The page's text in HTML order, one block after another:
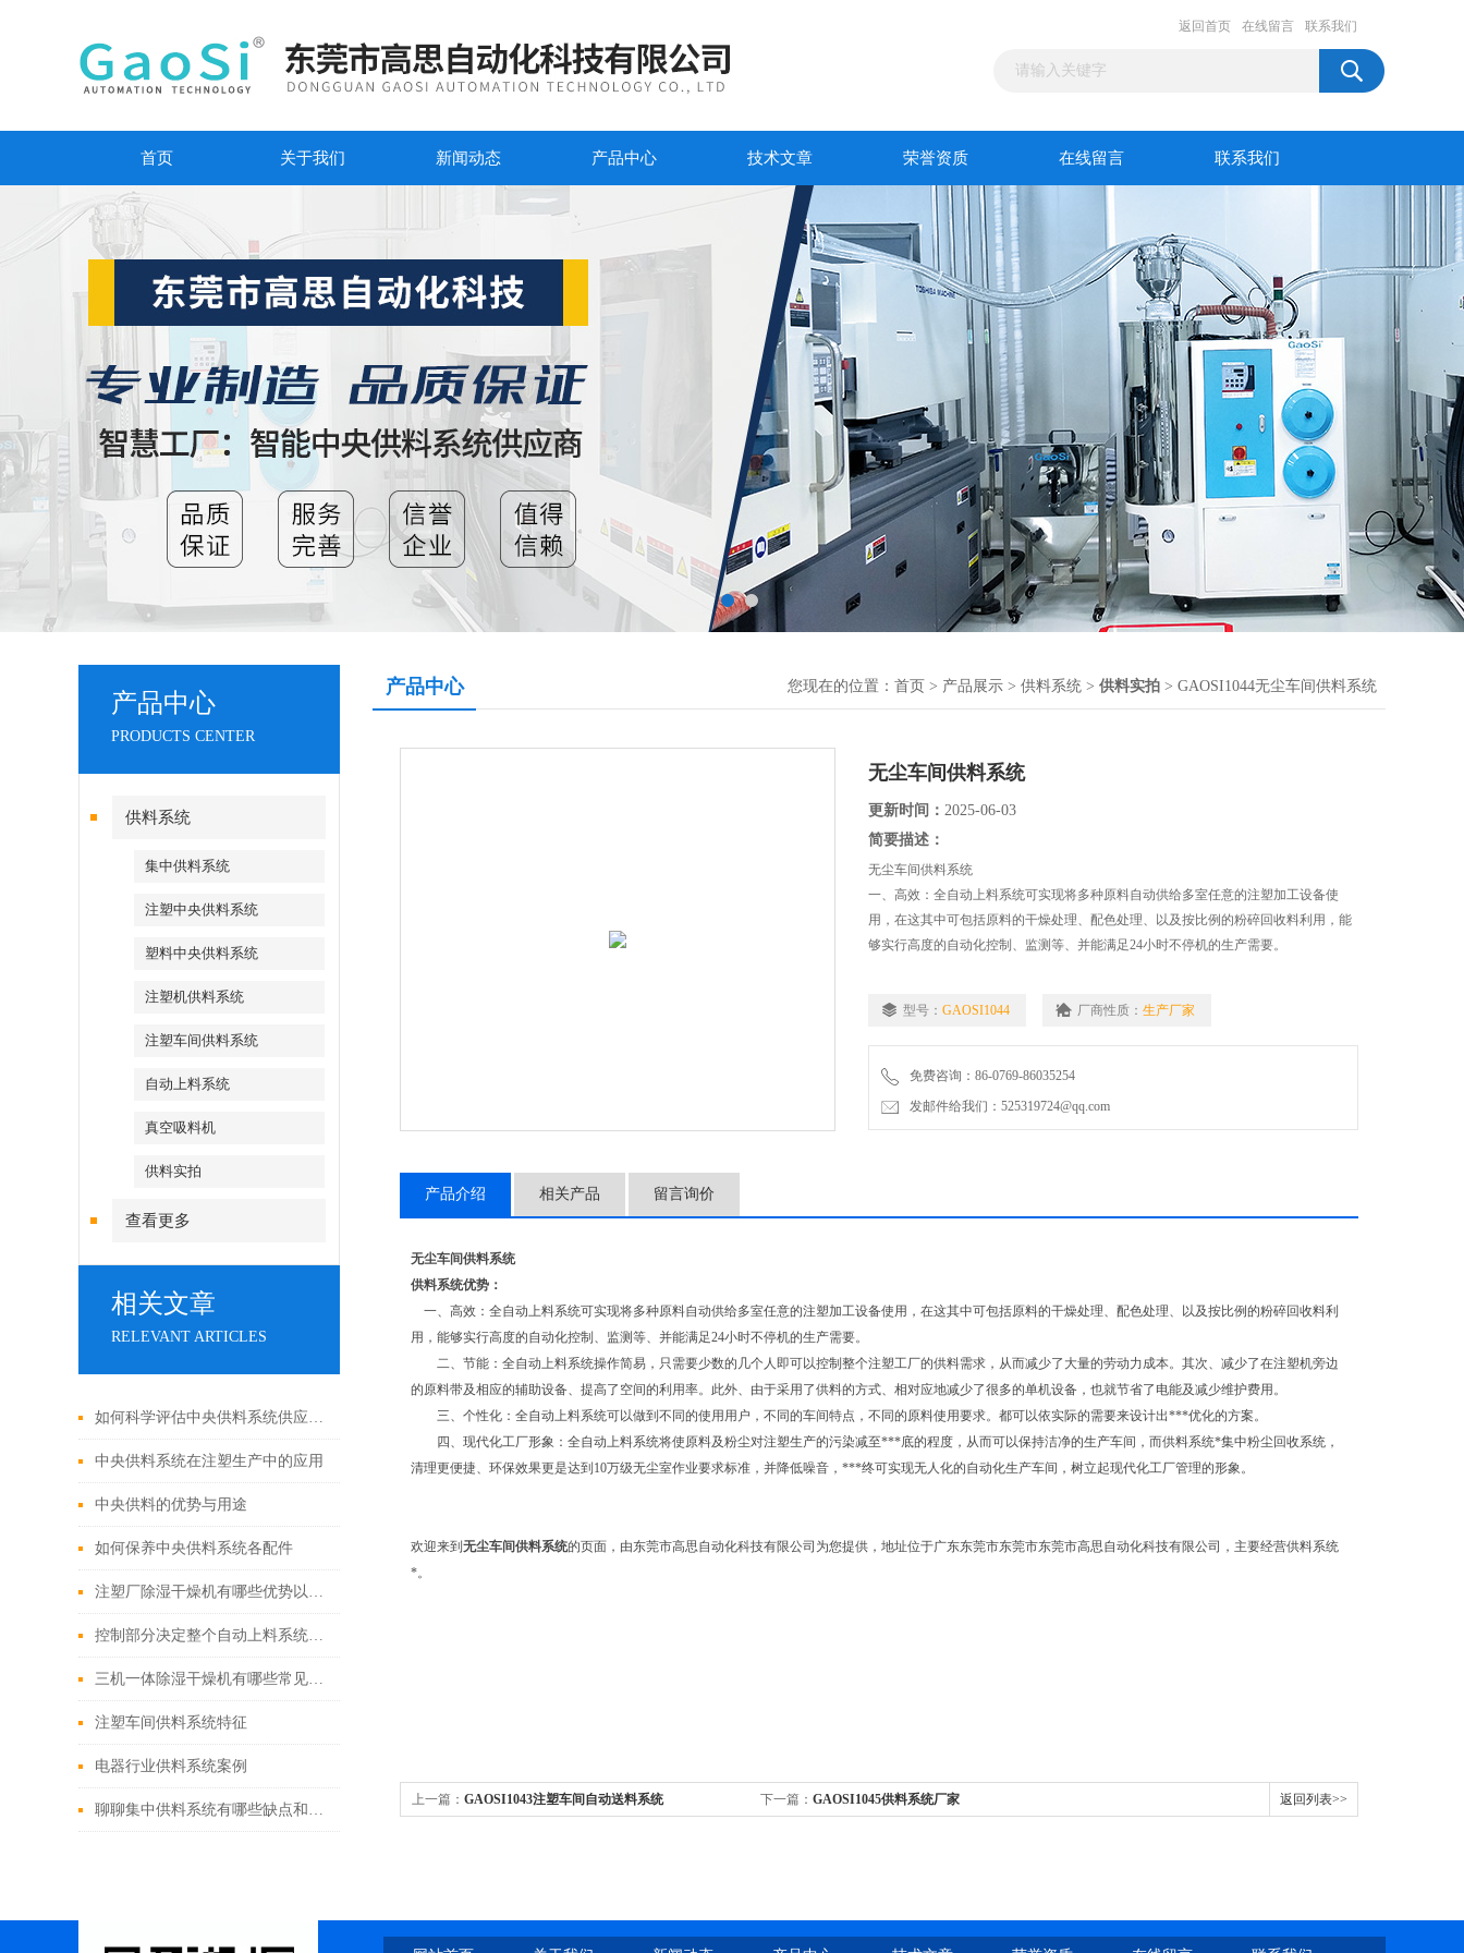
返回首页 在线留言 联系我们
首页 关于我们 新闻动态 产品中心 技术文章 荣誉资质 在线留言 联系我们
产品中心
PRODUCTS CENTER
供料系统
集中供料系统
注塑中央供料系统
塑料中央供料系统
注塑机供料系统
注塑车间供料系统
自动上料系统
真空吸料机
供料实拍
查看更多
相关文章
RELEVANT ARTICLES
如何科学评估中央供料系统供应商与工程实施能力？
中央供料系统在注塑生产中的应用
中央供料的优势与用途
如何保养中央供料系统各配件
注塑厂除湿干燥机有哪些优势以及注意事项
控制部分决定整个自动上料系统的稳定与成败
三机一体除湿干燥机有哪些常见故障
注塑车间供料系统特征
电器行业供料系统案例
聊聊集中供料系统有哪些缺点和不足
产品中心 您现在的位置： 首页 > 产品展示 > 供料系统 > 供料实拍 > GAOSI1044无尘车间供料系统
无尘车间供料系统
更新时间： 2025-06-03
简要描述：
无尘车间供料系统
一、高效：全自动上料系统可实现将多种原料自动供给多室任意的注塑加工设备使
用，在这其中可包括原料的干燥处理、配色处理、以及按比例的粉碎回收料利用，能
够实行高度的自动化控制、监测等、并能满足24小时不停机的生产需要。
型号： GAOSI1044 厂商性质： 生产厂家
免费咨询：86-0769-86035254
发邮件给我们：525319724@qq.com
产品介绍 相关产品 留言询价
无尘车间供料系统
供料系统优势：
一、高效：全自动上料系统可实现将多种原料自动供给多室任意的注塑加工设备使用，在这其中可包括原料的干燥处理、配色处理、以及按比例的粉碎回收料利
用，能够实行高度的自动化控制、监测等、并能满足24小时不停机的生产需要。
二、节能：全自动上料系统操作简易，只需要少数的几个人即可以控制整个注塑工厂的供料需求，从而减少了大量的劳动力成本。其次、减少了在注塑机旁边
的原料带及相应的辅助设备、提高了空间的利用率。此外、由于采用了供料的方式、相对应地减少了很多的单机设备，也就节省了电能及减少维护费用。
三、个性化：全自动上料系统可以做到不同的使用用户，不同的车间特点，不同的原料使用要求。都可以依实际的需要来设计出***优化的方案。
四、现代化工厂形象：全自动上料系统将使原料及粉尘对注塑生产的污染减至***底的程度，从而可以保持洁净的生产车间，而供料系统*集中粉尘回收系统，
清理更便捷、环保效果更是达到10万级无尘室作业要求标准，并降低噪音，***终可实现无人化的自动化生产车间，树立起现代化工厂管理的形象。
欢迎来到 无尘车间供料系统的页面，由东莞市高思自动化科技有限公司为您提供，地址位于广东东莞市东莞市东莞市高思自动化科技有限公司，主要经营供料系统
*。
上一篇： GAOSI1043注塑车间自动送料系统 下一篇： GAOSI1045供料系统厂家 返回列表>>